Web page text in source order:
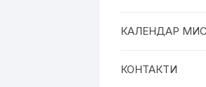
КАЛЕНДАР
КОНТАКТИ